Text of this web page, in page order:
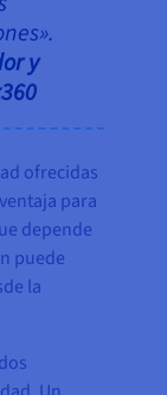
y
ofrecidas
para
depende
puede
la